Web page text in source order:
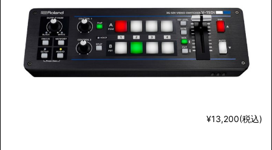
¥13,200(税込)